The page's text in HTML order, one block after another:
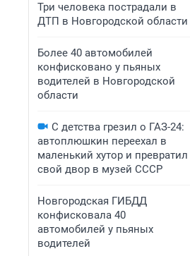
Три человека пострадали в
ДТП в Новгородской области
Более 40 автомобилей
конфисковано у пьяных
водителей в Новгородской
области
С детства грезил о ГАЗ-24:
автоплюшкин переехал в
маленький хутор и превратил
свой двор в музей СССР
Новгородская ГИБДД
конфисковала 40
автомобилей у пьяных
водителей